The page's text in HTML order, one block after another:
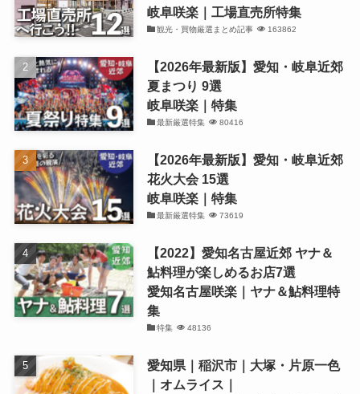
岐阜咲楽｜工場直売所特集
観光・買物厳選まとめ記事 163862
【2026年最新版】愛知・岐阜近郊
夏まつり 9選
岐阜咲楽｜特集
最新厳選特集 80416
【2026年最新版】愛知・岐阜近郊
花火大会 15選
岐阜咲楽｜特集
最新厳選特集 73619
【2022】愛知名古屋近郊 ヤナ＆
鮎料理が楽しめるお店7選
愛知名古屋咲楽｜ヤナ＆鮎料理特
集
特集 48136
愛知県｜稲沢市｜大塚・片原一色
｜オムライス｜